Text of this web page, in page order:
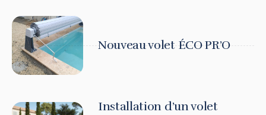
Nouveau volet ÉCO PR’O
Installation d’un volet